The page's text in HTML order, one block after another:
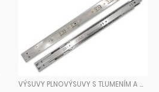
VÝSUVY PLNOVÝSUVY S TLUMENÍM A DOTAHEM